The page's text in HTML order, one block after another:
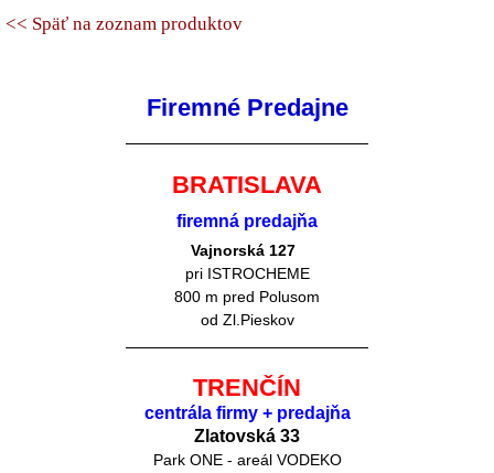
<< Späť na zoznam produktov
Firemné Predajne
BRATISLAVA
firemná predajňa
Vajnorská 127
pri ISTROCHEME
800 m pred Polusom
od Zl.Pieskov
TRENČÍN
centrála firmy + predajňa
Zlatovská 33
Park ONE - areál VODEKO